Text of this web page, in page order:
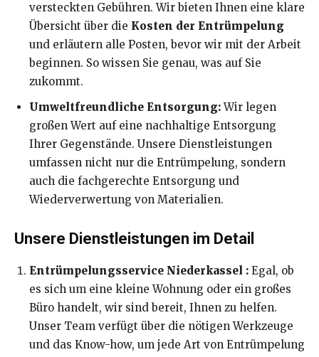
versteckten Gebühren. Wir bieten Ihnen eine klare
Übersicht über die Kosten der Entrümpelung
und erläutern alle Posten, bevor wir mit der Arbeit
beginnen. So wissen Sie genau, was auf Sie
zukommt.
Umweltfreundliche Entsorgung:Wir legen
großen Wert auf eine nachhaltige Entsorgung
Ihrer Gegenstände. Unsere Dienstleistungen
umfassen nicht nur die Entrümpelung, sondern
auch die fachgerechte Entsorgung und
Wiederverwertung von Materialien.
Unsere Dienstleistungen im Detail
Entrümpelungsservice Niederkassel : Egal, ob
es sich um eine kleine Wohnung oder ein großes
Büro handelt, wir sind bereit, Ihnen zu helfen.
Unser Team verfügt über die nötigen Werkzeuge
und das Know-how, um jede Art von Entrümpelung